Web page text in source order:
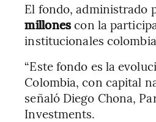
El fondo, administrado
millonescon la
institucionales
“Este fondo es la
Colombia, con capital
señaló Diego Chona,
Investments.